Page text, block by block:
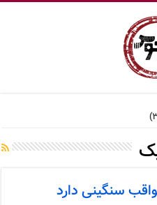
سنگینی دارد